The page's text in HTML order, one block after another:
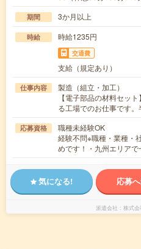
期間 3か月以上
時給 時給1235円
交通費
支給（規定あり）
仕事内容
製造（組立・加工）
【電子部品の材料セッ
る工場でのお仕事です
応募資格
職種未経験OK
経験不問※職種・業種・
めです！・九州エリア
気になる! 応募
派遣会社 株式会